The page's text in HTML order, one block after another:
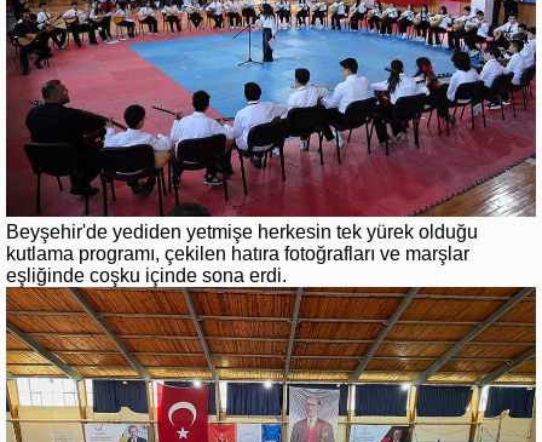
Beyşehir'de yediden yetmişe herkesin tek yürek olduğu
kutlama programı, çekilen hatıra fotoğrafları ve marşlar
eşliğinde coşku içinde sona erdi.